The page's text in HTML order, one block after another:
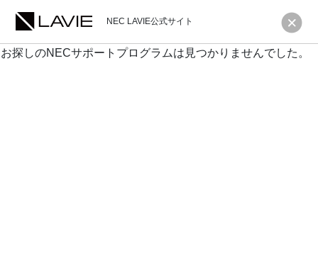
NEC LAVIE公式サイト
お探しのNECサポートプログラムは見つかりませんでした。